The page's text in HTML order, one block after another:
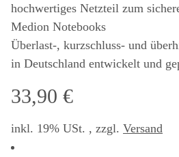
hochwertiges Netzteil zum
Medion Notebooks
Überlast-, kurzschluss- und
in Deutschland entwickelt und
33,90 €
inkl. 19% USt. , zzgl. Versand